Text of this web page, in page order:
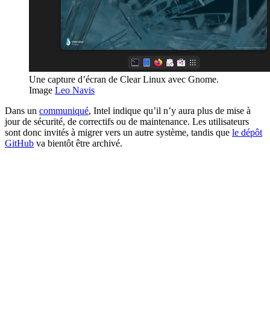
Une capture d’écran de Clear Linux avec Gnome.
Image Leo Navis
Dans un communiqué, Intel indique qu’il n’y aura plus de mise à
jour de sécurité, de correctifs ou de maintenance. Les utilisateurs
sont donc invités à migrer vers un autre système, tandis que le dépôt
GitHub va bientôt être archivé.